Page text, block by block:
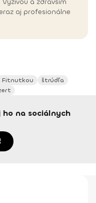
aj profesionálne
Fitnutkou
štrúdľa
ho na sociálnych